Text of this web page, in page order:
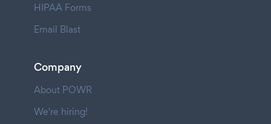
HIPAA Forms
Email Blast
Company
About POWR
We're hiring!